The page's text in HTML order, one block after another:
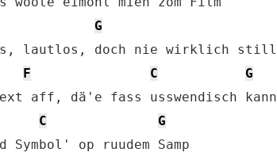
G
lautlos, doch nie wirklich still
F C
G
aff, dä'e fass usswendisch kann
C
G
op ruudem Samp